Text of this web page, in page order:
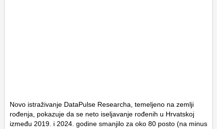
Novo istraživanje DataPulse Researcha, temeljeno na zemlji
rođenja, pokazuje da se neto iseljavanje rođenih u Hrvatskoj
između 2019. i 2024. godine smanjilo za oko 80 posto (na minus